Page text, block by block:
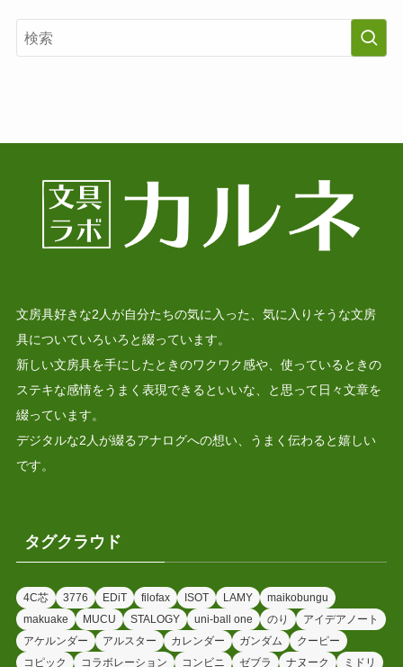
文房具好きな2人が自分たちの気に入った、気に入りそうな文房
具についていろいろと綴っています。
新しい文房具を手にしたときのワクワク感や、使っているときの
ステキな感情をうまく表現できるといいな、と思って日々文章を
綴っています。
デジタルな2人が綴るアナログへの想い、うまく伝わると嬉しい
です。
タグクラウド
4C芯 3776 EDiT filofax ISOT LAMY
maikobungu
makuake
MUCU STALOGY uni-ball one のり
アイデアノート
アケルンダー
アルスター カレンダー ガンダム
クーピー
コピック
コラボレーション コンビニ ゼブラ ナヌーク ミドリ